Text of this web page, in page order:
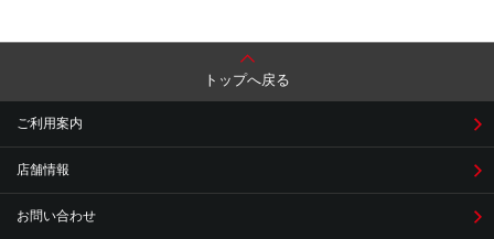
トップへ戻る
ご利用案内
店舗情報
お問い合わせ